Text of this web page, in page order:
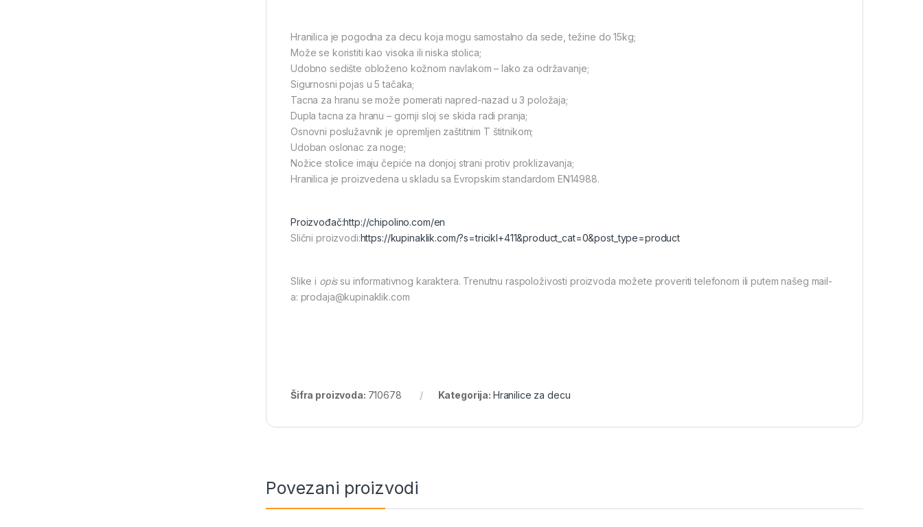
Hranilica je pogodna za decu koja mogu samostalno da sede, težine do 15kg;
Može se koristiti kao visoka ili niska stolica;
Udobno sedište obloženo kožnom navlakom – lako za održavanje;
Sigurnosni pojas u 5 tačaka;
Tacna za hranu se može pomerati napred-nazad u 3 položaja;
Dupla tacna za hranu – gornji sloj se skida radi pranja;
Osnovni poslužavnik je opremljen zaštitnim T štitnikom;
Udoban oslonac za noge;
Nožice stolice imaju čepiće na donjoj strani protiv proklizavanja;
Hranilica je proizvedena u skladu sa Evropskim standardom EN14988.
Proizvođač:http://chipolino.com/en
Slični proizvodi:https://kupinaklik.com/?s=tricikl+411&product_cat=0&post_type=product
Slike i opissu informativnog karaktera. Trenutnu raspoloživosti proizvoda možete proveriti telefonom ili putem našeg mail-
a: prodaja@kupinaklik.com
Šifra proizvoda: 710678 Kategorija: Hranilice za decu
Povezani proizvodi